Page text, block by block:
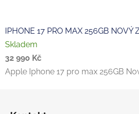
IPHONE 17 PRO MAX 256GB NOVÝ
Skladem
32 990 Kč
Apple Iphone 17 pro max 256GB